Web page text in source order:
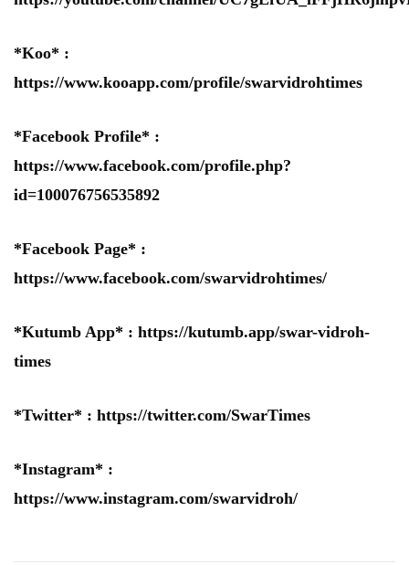
*Koo* :
https://www.kooapp.com/profile/swarvidrohtimes
*Facebook Profile* :
https://www.facebook.com/profile.php?
id=100076756535892
*Facebook Page* :
https://www.facebook.com/swarvidrohtimes/
*Kutumb App* : https://kutumb.app/swar-vidroh-
times
*Twitter* : https://twitter.com/SwarTimes
*Instagram* :
https://www.instagram.com/swarvidroh/